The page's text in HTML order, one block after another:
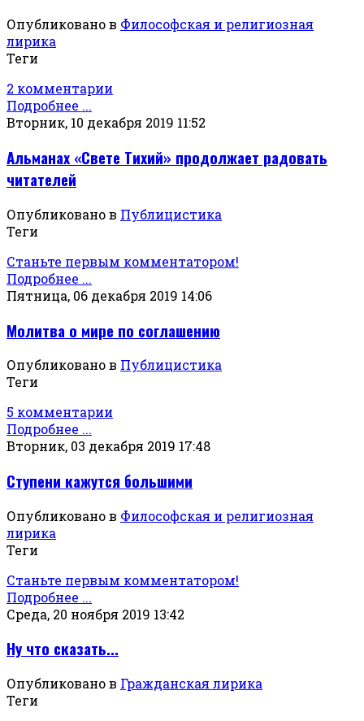
Опубликовано в Философская и религиозная
лирика
Теги
2 комментарии
Подробнее ...
Вторник, 10 декабря 2019 11:52
Альманах «Свете Тихий» продолжает радовать
читателей
Опубликовано в Публицистика
Теги
Станьте первым комментатором!
Подробнее ...
Пятница, 06 декабря 2019 14:06
Молитва о мире по соглашению
Опубликовано в Публицистика
Теги
5 комментарии
Подробнее ...
Вторник, 03 декабря 2019 17:48
Ступени кажутся большими
Опубликовано в Философская и религиозная
лирика
Теги
Станьте первым комментатором!
Подробнее ...
Среда, 20 ноября 2019 13:42
Ну что сказать...
Опубликовано в Гражданская лирика
Теги